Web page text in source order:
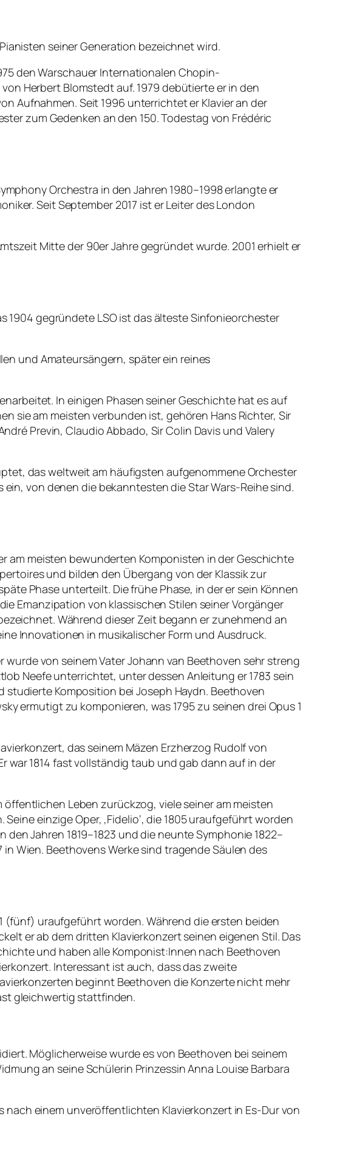
seiner Generation bezeichnet wird.
den Warschauer Internationalen Chopin-
Herbert Blomstedt auf. 1979 debütierte er in den
Aufnahmen. Seit 1996 unterrichtet er Klavier an der
zum Gedenken an den 150. Todestag von Frédéric
Orchestra in den Jahren 1980–1998 erlangte er
Seit September 2017 ist er Leiter des London
Mitte der 90er Jahre gegründet wurde. 2001 erhielt er
1904 gegründete LSO ist das älteste Sinfonieorchester
und Amateursängern, später ein reines
In einigen Phasen seiner Geschichte hat es auf
sie am meisten verbunden ist, gehören Hans Richter, Sir
Previn, Claudio Abbado, Sir Colin Davis und Valery
das weltweit am häufigsten aufgenommene Orchester
von denen die bekanntesten die Star Wars-Reihe sind.
am meisten bewunderten Komponisten in der Geschichte
und bilden den Übergang von der Klassik zur
Phase unterteilt. Die frühe Phase, in der er sein Können
Emanzipation von klassischen Stilen seiner Vorgänger
Während dieser Zeit begann er zunehmend an
Innovationen in musikalischer Form und Ausdruck.
von seinem Vater Johann van Beethoven sehr streng
Neefe unterrichtet, unter dessen Anleitung er 1783 sein
studierte Komposition bei Joseph Haydn. Beethoven
ermutigt zu komponieren, was 1795 zu seinen drei Opus 1
das seinem Mäzen Erzherzog Rudolf von
war 1814 fast vollständig taub und gab dann auf in der
öffentlichen Leben zurückzog, viele seiner am meisten
einzige Oper, ‚Fidelio‘, die 1805 uraufgeführt worden
Jahren 1819–1823 und die neunte Symphonie 1822–
Wien. Beethovens Werke sind tragende Säulen des
(fünf) uraufgeführt worden. Während die ersten beiden
er ab dem dritten Klavierkonzert seinen eigenen Stil. Das
und haben alle Komponist:Innen nach Beethoven
Interessant ist auch, dass das zweite
beginnt Beethoven die Konzerte nicht mehr
gleichwertig stattfinden.
Möglicherweise wurde es von Beethoven bei seinem
an seine Schülerin Prinzessin Anna Louise Barbara
einem unveröffentlichten Klavierkonzert in Es-Dur von